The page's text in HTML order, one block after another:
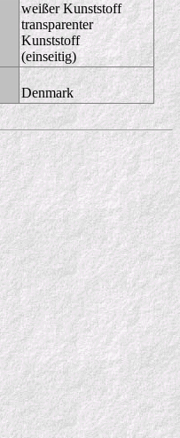
weißer Kunststoff
transparenter
Kunststoff
(einseitig)
Denmark